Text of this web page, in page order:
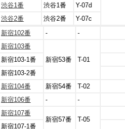
渋谷1番
渋谷1番
Y-07d
渋谷2番
渋谷2番
Y-07c
新宿102番
-
-
新宿103番
新宿53番
T-01
新宿103-1番
新宿103-2番
新宿104番
新宿54番
T-02
新宿106番
-
-
新宿107番
新宿57番
T-05
新宿107-1番